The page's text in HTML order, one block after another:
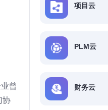
曾
协
项目云
PLM云
财务云